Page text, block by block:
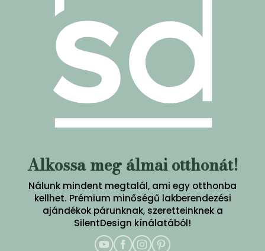
Alkossa meg álmai otthonát!
Nálunk mindent megtalál, ami egy otthonba
kellhet. Prémium minőségű lakberendezési
ajándékok párunknak, szeretteinknek a
SilentDesign kínálatából!